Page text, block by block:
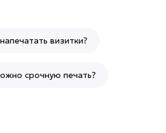
визитки?
срочную печать?